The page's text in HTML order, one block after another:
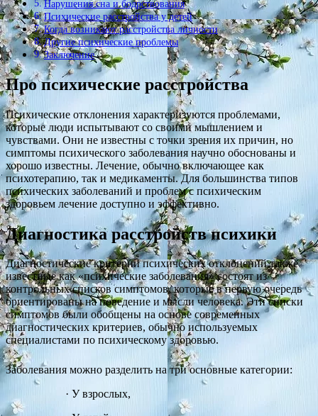
Нарушения сна и бодрствования
Психические расстройства у детей
Когда возникают расстройства личности
Другие психические проблемы
Заключение
Про психические расстройства
Психические отклонения характеризуются проблемами,
которые люди испытывают со своими мышлением и
чувствами. Они не известны с точки зрения их причин, но
симптомы психического заболевания научно обоснованы и
хорошо известны. Лечение, обычно включающее как
психотерапию, так и медикаменты. Для большинства типов
психических заболеваний и проблем с психическим
здоровьем лечение доступно и эффективно.
Диагностика расстройств психики
Диагностические критерии психических отклонений также
известные как «психические заболевания» состоят из
контрольных списков симптомов, которые в первую очередь
ориентированы на поведение и мысли человека. Эти списки
симптомов были обобщены на основе современных
диагностических критериев, обычно используемых
специалистами по психическому здоровью.
Заболевания можно разделить на три основные категории:
· У взрослых,